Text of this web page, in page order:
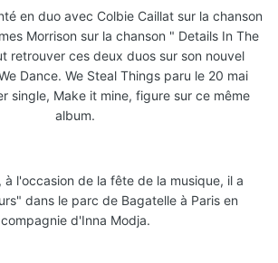
en duo avec Colbie Caillat sur la chanson
Morrison sur la chanson " Details In The
retrouver ces deux duos sur son nouvel
Dance. We Steal Things paru le 20 mai
single, Make it mine, figure sur ce même
album.
à l'occasion de la fête de la musique, il a
dans le parc de Bagatelle à Paris en
compagnie d'Inna Modja.